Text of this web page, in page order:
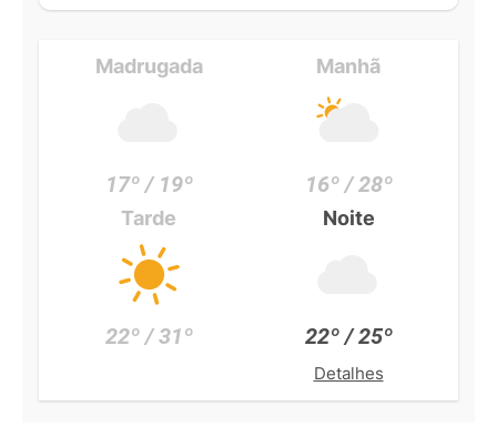
Madrugada
17º / 19º
Manhã
16º / 28º
Tarde
22º / 31º
Noite
22º / 25º
Detalhes